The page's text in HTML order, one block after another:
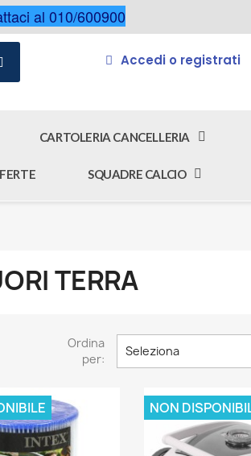
al 010/600900
Accedi o registrati
CARTOLERIA CANCELLERIA
SQUADRE CALCIO
TERRA
Ordina
per:
Seleziona
NON